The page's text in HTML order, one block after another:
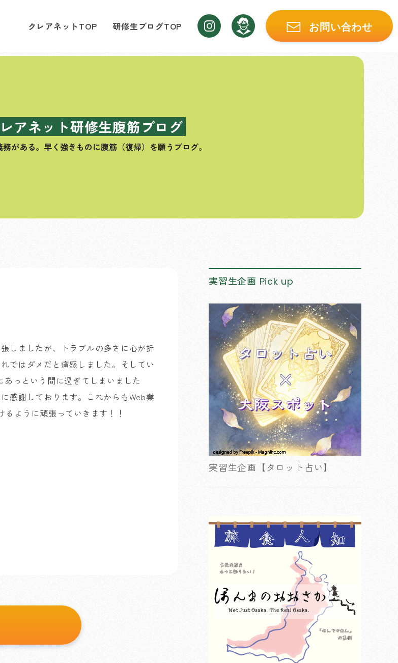
クレアネットTOP 研修生ブログTOP お問い合わせ
アネット研修生腹筋ブログ
がある。 早く強きものに腹筋（復帰）を願うブログ。
しましたが、トラブルの多さに心が折
ではダメだと痛感しました。そしてい
っという間に過ぎてしまいました
感謝しております。これからもWeb業
るように頑張っていきます！！
実習生企画 Pick up
実習生企画【タロット占い】